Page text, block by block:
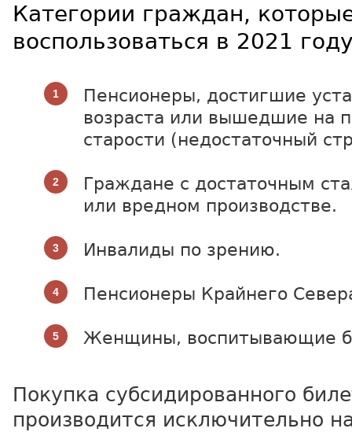
Категории граждан,
воспользоваться в 2021
Пенсионеры, достигшие
возраста или вышедшие на
старости (недостаточный
Граждане с достаточным
или вредном производстве.
Инвалиды по зрению.
Пенсионеры Крайнего
Женщины, воспитывающие
Покупка субсидированного
производится исключительно